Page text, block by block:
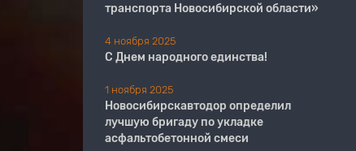
транспорта Новосибирской области»
4 ноября 2025
С Днем народного единства!
1 ноября 2025
Новосибирскавтодор определил
лучшую бригаду по укладке
асфальтобетонной смеси